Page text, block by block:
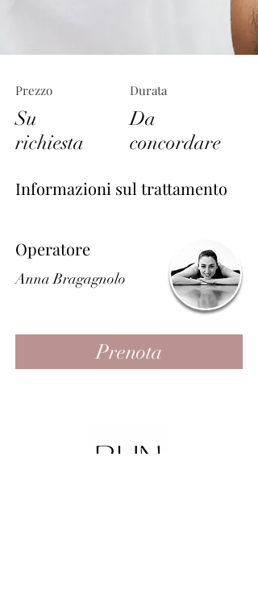
Prezzo
Su
richiesta
Durata
Da
concordare
Informazioni sul trattamento
Operatore
Anna Bragagnolo
Prenota